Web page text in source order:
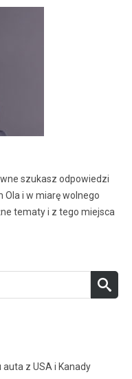
szukasz odpowiedzi
i w miarę wolnego
tematy i z tego miejsca
z USA i Kanady